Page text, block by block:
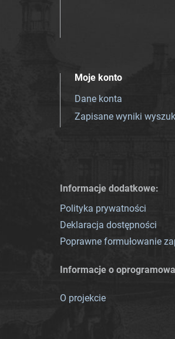
Moje konto
Dane konta
Zapisane wyniki
Informacje dodatkowe:
Polityka prywatności
Deklaracja dostępności
Poprawne formułowanie
Informacje o
O projekcie